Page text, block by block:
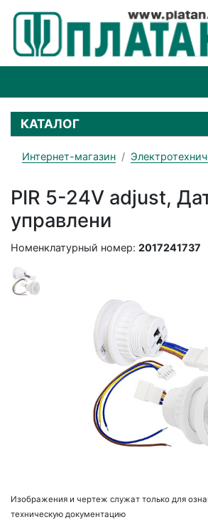
КАТАЛОГ
Интернет-магазин
PIR 5-24V adjust,
управлени
Номенклатурный номер: 2017241737
Изображения и чертеж служат только для
техническую документацию